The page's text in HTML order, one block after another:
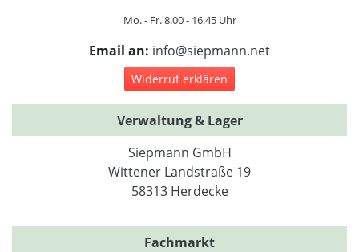
Mo. - Fr. 8.00 - 16.45 Uhr
Email an: info@siepmann.net
Widerruf erklären
Verwaltung & Lager
Siepmann GmbH
Wittener Landstraße 19
58313 Herdecke
Fachmarkt